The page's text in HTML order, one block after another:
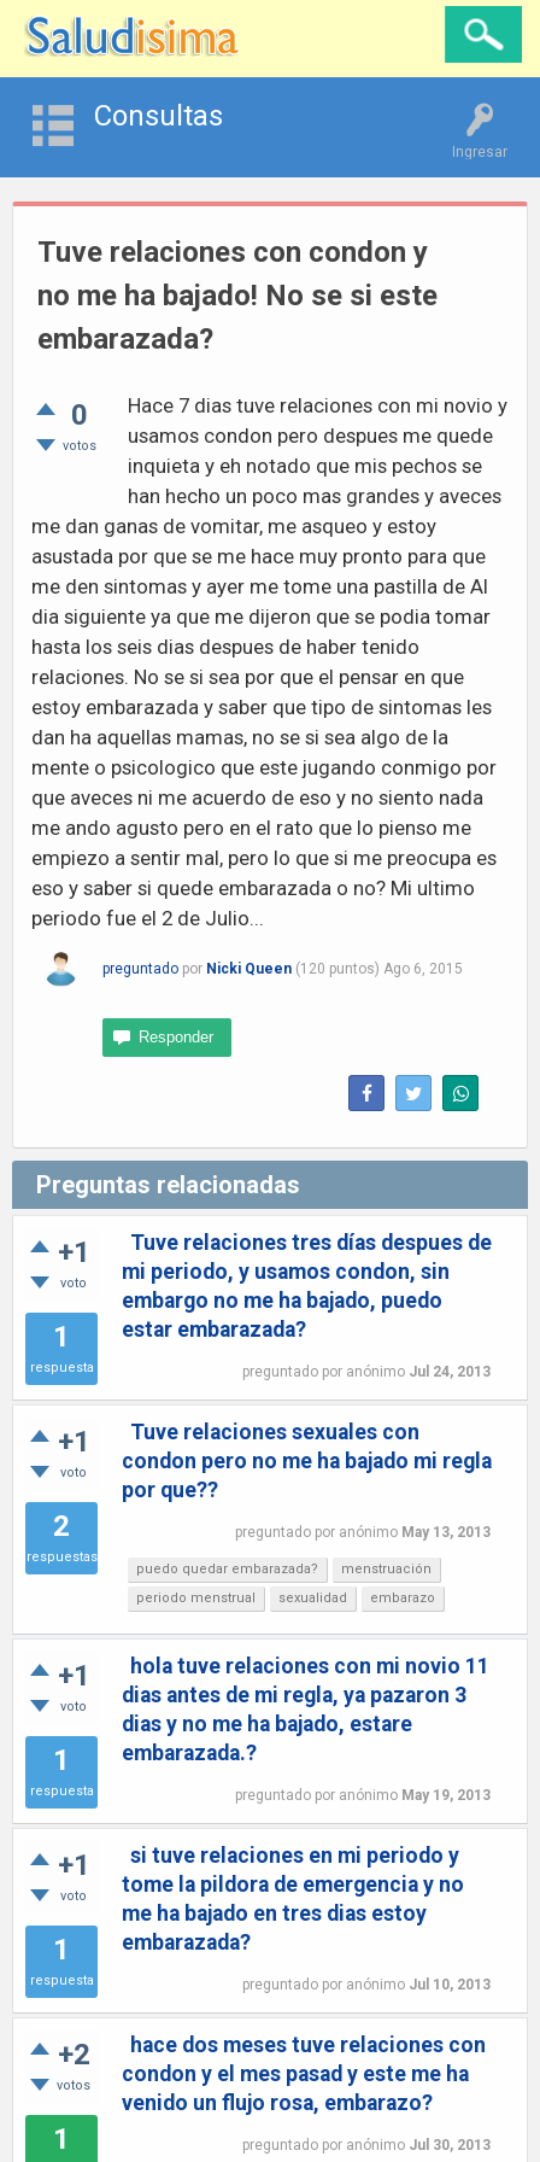
Ingresar
Consultas
Tuve relaciones con condon y
no me ha bajado! No se si este
embarazada?
0
votos
Hace 7 dias tuve relaciones con mi novio y
usamos condon pero despues me quede
inquieta y eh notado que mis pechos se
han hecho un poco mas grandes y aveces
me dan ganas de vomitar, me asqueo y estoy
asustada por que se me hace muy pronto para que
me den sintomas y ayer me tome una pastilla de Al
dia siguiente ya que me dijeron que se podia tomar
hasta los seis dias despues de haber tenido
relaciones. No se si sea por que el pensar en que
estoy embarazada y saber que tipo de sintomas les
dan ha aquellas mamas, no se si sea algo de la
mente o psicologico que este jugando conmigo por
que aveces ni me acuerdo de eso y no siento nada
me ando agusto pero en el rato que lo pienso me
empiezo a sentir mal, pero lo que si me preocupa es
eso y saber si quede embarazada o no? Mi ultimo
periodo fue el 2 de Julio...
preguntado por Nicki Queen (120 puntos) Ago 6, 2015
Preguntas relacionadas
+1
voto
1
respuesta
Tuve relaciones tres días despues de
mi periodo, y usamos condon, sin
embargo no me ha bajado, puedo
estar embarazada?
preguntado por anónimo Jul 24, 2013
+1
voto
2
respuestas
Tuve relaciones sexuales con
condon pero no me ha bajado mi regla
por que??
preguntado por anónimo May 13, 2013
puedo quedar embarazada?
menstruación
periodo menstrual
sexualidad embarazo
+1
voto
1
respuesta
hola tuve relaciones con mi novio 11
dias antes de mi regla, ya pazaron 3
dias y no me ha bajado, estare
embarazada.?
preguntado por anónimo May 19, 2013
+1
voto
1
respuesta
si tuve relaciones en mi periodo y
tome la pildora de emergencia y no
me ha bajado en tres dias estoy
embarazada?
preguntado por anónimo Jul 10, 2013
+2
votos
1
hace dos meses tuve relaciones con
condon y el mes pasad y este me ha
venido un flujo rosa, embarazo?
preguntado por anónimo Jul 30, 2013